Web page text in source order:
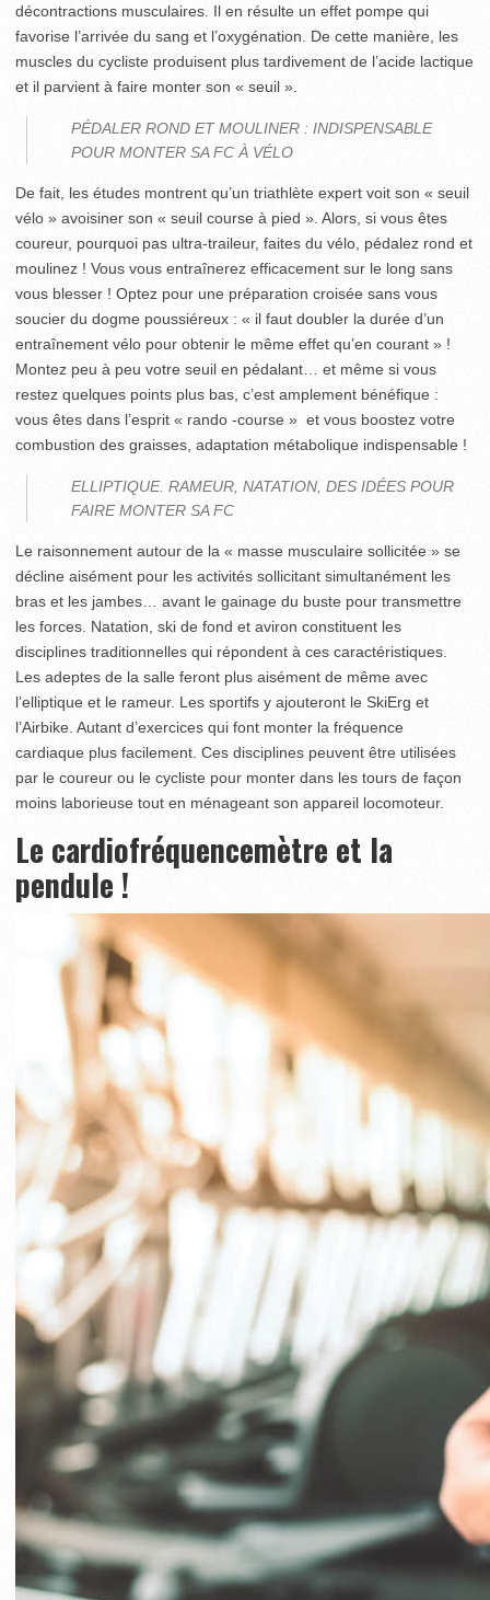
décontractions musculaires. Il en résulte un effet pompe qui
favorise l’arrivée du sang et l’oxygénation. De cette manière, les
muscles du cycliste produisent plus tardivement de l’acide lactique
et il parvient à faire monter son « seuil ».
PÉDALER ROND ET MOULINER : INDISPENSABLE
POUR MONTER SA FC À VÉLO
De fait, les études montrent qu’un triathlète expert voit son « seuil
vélo » avoisiner son « seuil course à pied ». Alors, si vous êtes
coureur, pourquoi pas ultra-traileur, faites du vélo, pédalez rond et
moulinez ! Vous vous entraînerez efficacement sur le long sans
vous blesser ! Optez pour une préparation croisée sans vous
soucier du dogme poussiéreux : « il faut doubler la durée d’un
entraînement vélo pour obtenir le même effet qu’en courant » !
Montez peu à peu votre seuil en pédalant… et même si vous
restez quelques points plus bas, c’est amplement bénéfique :
vous êtes dans l’esprit « rando -course » et vous boostez votre
combustion des graisses, adaptation métabolique indispensable !
ELLIPTIQUE. RAMEUR, NATATION, DES IDÉES POUR
FAIRE MONTER SA FC
Le raisonnement autour de la « masse musculaire sollicitée » se
décline aisément pour les activités sollicitant simultanément les
bras et les jambes… avant le gainage du buste pour transmettre
les forces. Natation, ski de fond et aviron constituent les
disciplines traditionnelles qui répondent à ces caractéristiques.
Les adeptes de la salle feront plus aisément de même avec
l’elliptique et le rameur. Les sportifs y ajouteront le SkiErg et
l’Airbike. Autant d’exercices qui font monter la fréquence
cardiaque plus facilement. Ces disciplines peuvent être utilisées
par le coureur ou le cycliste pour monter dans les tours de façon
moins laborieuse tout en ménageant son appareil locomoteur.
Le cardiofréquencemètre et la
pendule !